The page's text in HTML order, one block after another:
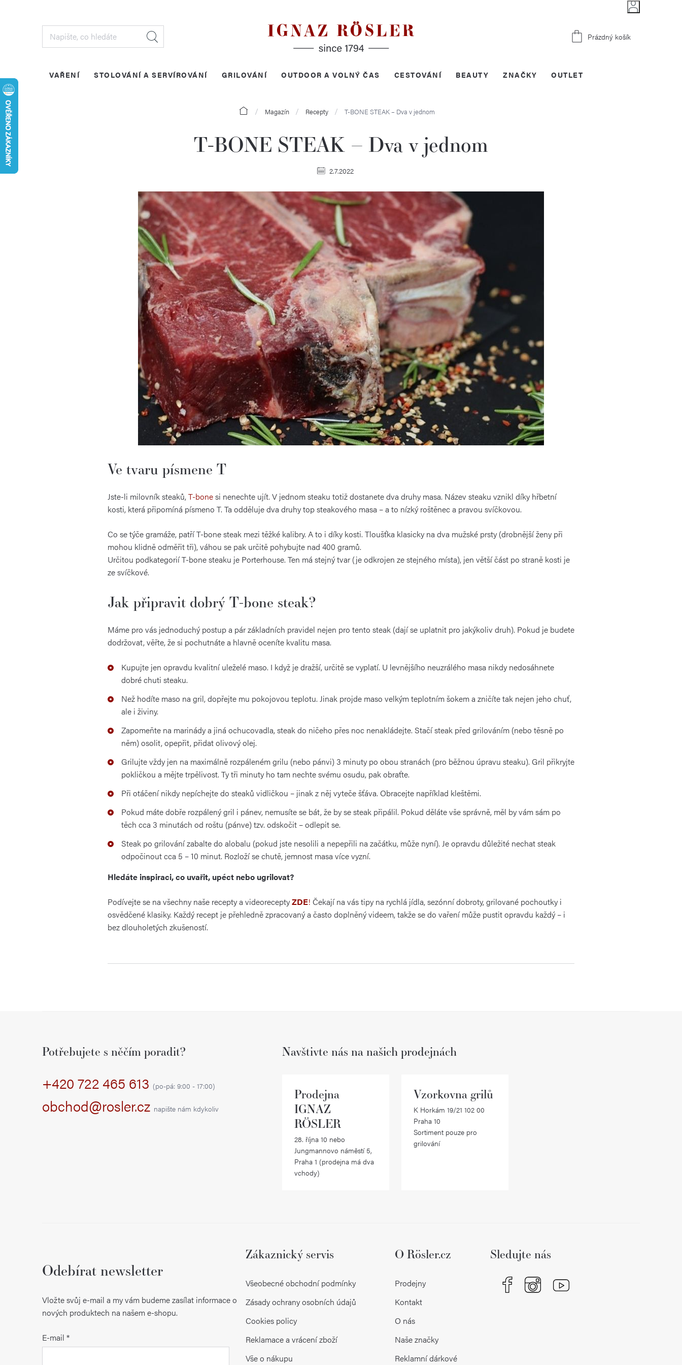
Nákupní
Prázdný košík
VAŘENÍ STOLOVÁNÍ A SERVÍROVÁNÍ GRILOVÁNÍ OUTDOOR A VOLNÝ ČAS CESTOVÁNÍ BEAUTY OUTLET
ZNAČKY
Domů Magazín Recepty T-BONE STEAK – Dva v jednom
T-BONE STEAK – Dva v jednom
2.7.2022
Ve tvaru písmene T
Jste-li milovník steaků,T-bonesi nenechte ujít. V jednom steaku totiž dostanete dva druhy masa. Název steaku vznikl díky hřbetní
kosti, která připomíná písmeno T. Ta odděluje dva druhy top steakového masa – a to nízký roštěnec a pravou svíčkovou.
Co se týče gramáže, patří T-bone steak mezi těžké kalibry. A to i díky kosti. Tloušťka klasicky na dva mužské prsty (drobnější ženy při
mohou klidně odměřit tři), váhou se pak určitě pohybujte nad 400 gramů.
Určitou podkategorií T-bone steaku je Porterhouse. Ten má stejný tvar (je odkrojen ze stejného místa), jen větší část po straně kosti je
ze svíčkové.
Jak připravit dobrý T-bone steak?
Máme pro vás jednoduchý postup a pár základních pravidel nejen pro tento steak (dají se uplatnit pro jakýkoliv druh). Pokud je budete
dodržovat, věřte, že si pochutnáte a hlavně oceníte kvalitu masa.
Kupujte jen opravdu kvalitní uleželé maso. I když je dražší, určitě se vyplatí. U levnějšího neuzrálého masa nikdy nedosáhnete
dobré chuti steaku.
Než hodíte maso na gril, dopřejte mu pokojovou teplotu. Jinak projde maso velkým teplotním šokem a zničíte tak nejen jeho chuť,
ale i živiny.
Zapomeňte na marinády a jiná ochucovadla, steak do ničeho přes noc nenakládejte. Stačí steak před grilováním (nebo těsně po
něm) osolit, opepřit, přidat olivový olej.
Grilujte vždy jen na maximálně rozpáleném grilu (nebo pánvi) 3 minuty po obou stranách (pro běžnou úpravu steaku). Gril přikryjte
pokličkou a mějte trpělivost. Ty tři minuty ho tam nechte svému osudu, pak obraťte.
Při otáčení nikdy nepíchejte do steaků vidličkou – jinak z něj vyteče šťáva. Obracejte například kleštěmi.
Pokud máte dobře rozpálený gril i pánev, nemusíte se bát, že by se steak připálil. Pokud děláte vše správně, měl by vám sám po
těch cca 3 minutách od roštu (pánve) tzv. odskočit – odlepit se.
Steak po grilování zabalte do alobalu (pokud jste nesolili a nepepřili na začátku, může nyní). Je opravdu důležité nechat steak
odpočinout cca 5 – 10 minut. Rozloží se chutě, jemnost masa více vyzní.
Hledáte inspiraci, co uvařit, upéct nebo ugrilovat?
Podívejte se na všechny naše recepty a videoreceptyZDE! Čekají na vás tipy na rychlá jídla, sezónní dobroty, grilované pochoutky i
osvědčené klasiky. Každý recept je přehledně zpracovaný a často doplněný videem, takže se do vaření může pustit opravdu každý – i
bez dlouholetých zkušeností.
Potřebujete s něčím poradit?
+420 722 465 613 (po-pá: 9:00 - 17:00)
obchod@rosler.cz napište nám kdykoliv
Navštivte nás na našich prodejnách
Prodejna
IGNAZ
RÖSLER
28. října 10 nebo
Jungmannovo náměstí 5,
Praha 1 (prodejna má dva
vchody)
Vzorkovna grilů
K Horkám 19/21 102 00
Praha 10
Sortiment pouze pro
grilování
Odebírat newsletter
Vložte svůj e-mail a my vám budeme zasílat informace o
nových produktech na našem e-shopu.
E-mail
Zákaznický servis
Všeobecné obchodní podmínky
Zásady ochrany osobních údajů
Cookies policy
Reklamace a vrácení zboží
Vše o nákupu
O Rösler.cz
Prodejny
Kontakt
O nás
Naše značky
Reklamní dárkové
Sledujte nás